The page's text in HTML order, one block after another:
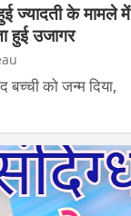
ज्यादती के मामले में
हुई उजागर
को जन्म दिया,